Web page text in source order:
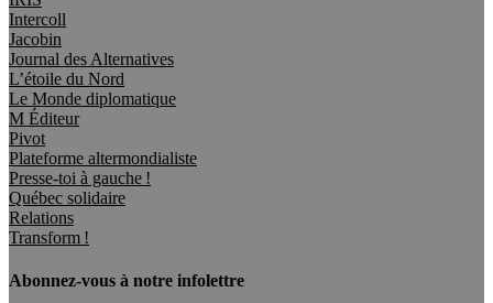
Intercoll
Jacobin
Journal des Alternatives
L’étoile du Nord
Le Monde diplomatique
M Éditeur
Pivot
Plateforme altermondialiste
Presse-toi à gauche !
Québec solidaire
Relations
Transform !
Abonnez-vous à notre infolettre